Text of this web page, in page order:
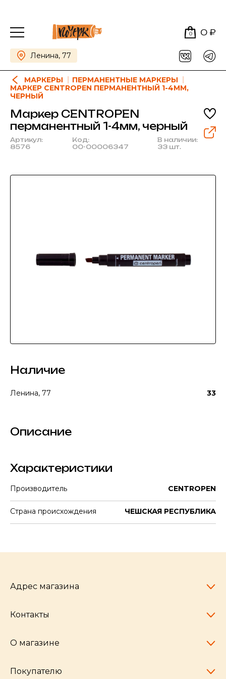
0 0 ₽
Ленина, 77
МАРКЕРЫ
ПЕРМАНЕНТНЫЕ МАРКЕРЫ
МАРКЕР CENTROPEN ПЕРМАНЕНТНЫЙ 1-4ММ,
ЧЕРНЫЙ
Маркер CENTROPEN
перманентный 1-4мм, черный
Артикул:
8576
Код:
00-00006347
В наличии:
33 шт.
Наличие
Ленина, 77 33
Описание
Характеристики
Производитель CENTROPEN
Страна происхождения ЧЕШСКАЯ РЕСПУБЛИКА
Адрес магазина
Челябинск,
Контакты
pocherkartshop@mail.ru
hello@pocherkartshop.ru
О магазине
Наши истории
Покупателю